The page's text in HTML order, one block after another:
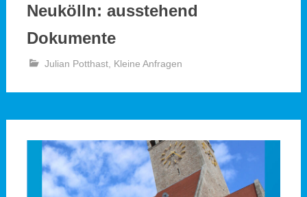
Neukölln: ausstehend
Dokumente
Julian Potthast, Kleine Anfragen